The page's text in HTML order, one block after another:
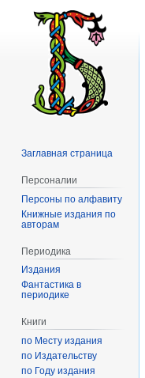
Заглавная страница
Персоналии
Персоны по алфавиту
Книжные издания по
авторам
Периодика
Издания
Фантастика в
периодике
Книги
по Месту издания
по Издательству
по Году издания